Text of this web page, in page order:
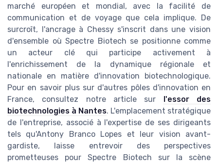
marché européen et mondial, avec la facilité de
communication et de voyage que cela implique. De
surcroît, l'ancrage à Chessy s'inscrit dans une vision
d'ensemble où Spectre Biotech se positionne comme
un acteur clé qui participe activement à
l'enrichissement de la dynamique régionale et
nationale en matière d'innovation biotechnologique.
Pour en savoir plus sur d'autres pôles d'innovation en
France, consultez notre article sur
l'essor des
biotechnologies à Nantes. L'emplacement stratégique
de l'entreprise, associé à l'expertise de ses dirigeants
tels qu'Antony Branco Lopes et leur vision avant-
gardiste, laisse entrevoir des perspectives
prometteuses pour Spectre Biotech sur la scène